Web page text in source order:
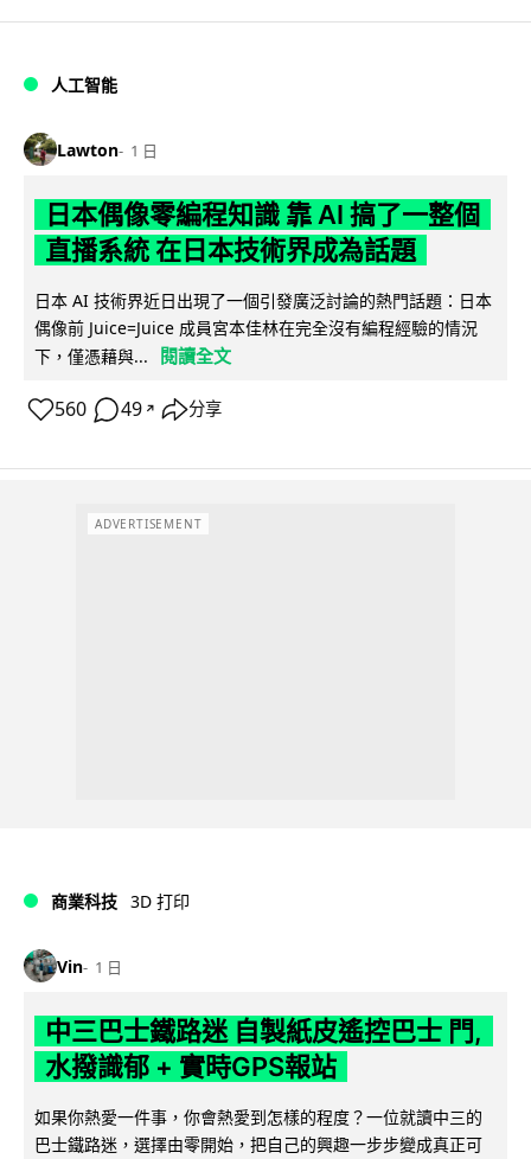
人工智能
Lawton 1 日
日本偶像零編程知識 靠 AI 搞了一整個
直播系統 在日本技術界成為話題
日本 AI 技術界近日出現了一個引發廣泛討論的熱門話題：日本
偶像前 Juice=Juice 成員宮本佳林在完全沒有編程經驗的情況
下，僅憑藉與...
閱讀全文
560 49 ↗ 分享
ADVERTISEMENT
商業科技 3D 打印
Vin 1 日
中三巴士鐵路迷 自製紙皮遙控巴士 門,
水撥識郁 + 實時GPS報站
如果你熱愛一件事，你會熱愛到怎樣的程度？一位就讀中三的
巴士鐵路迷，選擇由零開始，把自己的興趣一步步變成真正可